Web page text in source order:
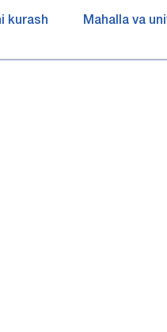
kurash Mahalla va